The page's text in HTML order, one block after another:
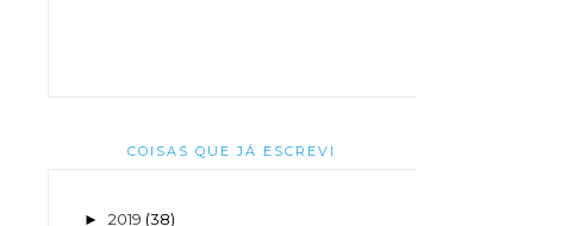
COISAS QUE JÁ ESCREVI
► 2019 (38)